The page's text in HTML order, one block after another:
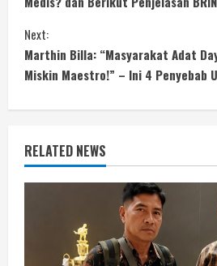
n
t
i
n
u
Next:
Marthin Billa: “Masyarakat Adat
Miskin Maestro!” – Ini 4 Penyebab
RELATED NEWS